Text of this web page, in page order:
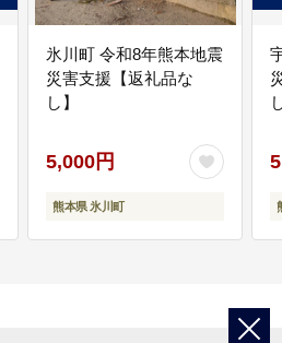
氷川町 令和8年熊本地震
災害支援【返礼品な
し】
5,000円
熊本県 氷川町